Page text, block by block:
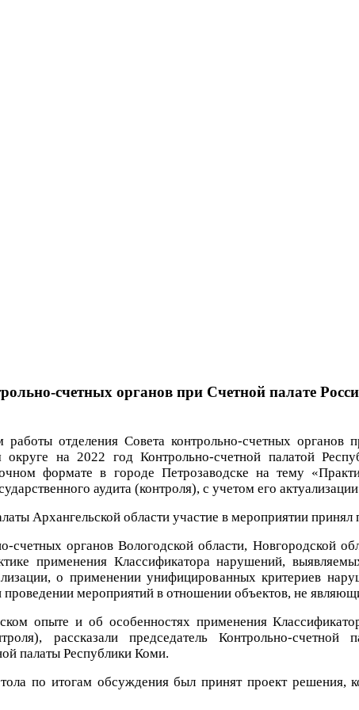
счетных органов при Счетной палате
работы отделения Совета контрольно-счетных
округе на 2022 год Контрольно-счетной палатой
формате в городе Петрозаводске на тему
аудита (контроля), с учетом его
Архангельской области участие в мероприятии
счетных органов Вологодской области, Новгородской
применения Классификатора нарушений,
о применении унифицированных критериев
мероприятий в отношении объектов, не
опыте и об особенностях применения
рассказали председатель Контрольно-
палаты Республики Коми.
по итогам обсуждения был принят проект решения,